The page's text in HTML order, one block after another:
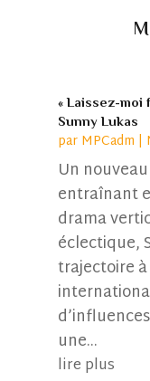
« Laissez-moi
Sunny Lukas
par MPCadm |
Un
entraînant
drama
éclectique,
trajectoire
une...
lire plus